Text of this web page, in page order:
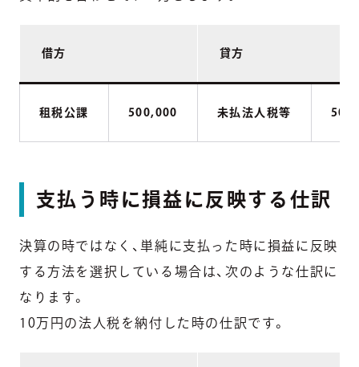
借方 貸方
租税公課 500,000 未払法人税等
支払う時に損益に反映する仕訳
決算の時ではなく、単純に支払った時に損益に反映
する方法を選択している場合は、次のような仕訳に
なります。
10万円の法人税を納付した時の仕訳です。